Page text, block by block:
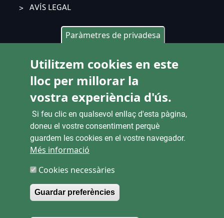
AVÍS LEGAL
Pl. Ajuntament 9, 2° 46002. València
963 53 37 90
CANALS D'ATENCIÓ CIUTADANA
SEU ELECTRÒNICA
Paràmetres de privadesa
Utilitzem cookies en este
lloc per millorar la
vostra experiència d'ús.
Si feu clic en qualsevol enllaç d'esta pàgina,
doneu el vostre consentiment perquè
guardem les cookies en el vostre navegador.
Més informació
Cookies necessàries
Guardar preferències